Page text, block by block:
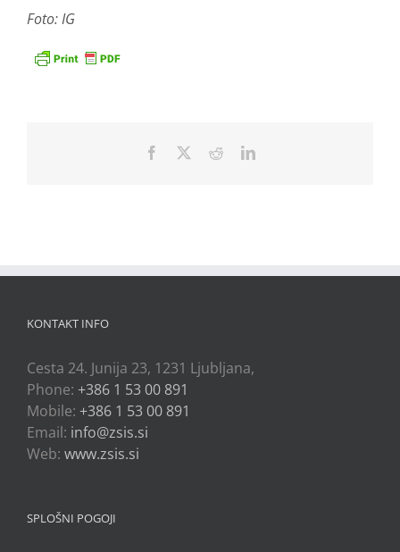
Foto: IG
Facebook RedditLinkedIn
KONTAKT INFO
Cesta 24. Junija 23, 1231 Ljubljana,
Phone: +386 1 53 00 891
Mobile: +386 1 53 00 891
Email: info@zsis.si
Web: www.zsis.si
SPLOŠNI POGOJI